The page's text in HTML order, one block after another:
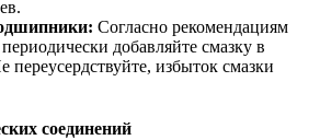
Согласно рекомендациям
добавляйте смазку в
избыток смазки
соединений